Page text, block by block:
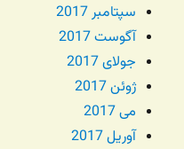
سپتامبر 2017
آگوست 2017
جولای 2017
ژوئن 2017
می 2017
آوریل 2017